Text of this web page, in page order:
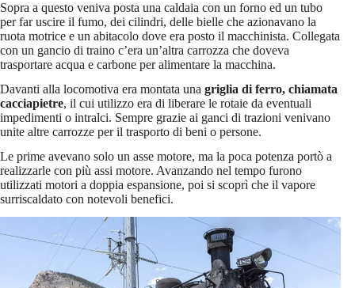
Sopra a questo veniva posta una caldaia con un forno ed un tubo
per far uscire il fumo, dei cilindri, delle bielle che azionavano la
ruota motrice e un abitacolo dove era posto il macchinista. Collegata
con un gancio di traino c’era un’altra carrozza che doveva
trasportare acqua e carbone per alimentare la macchina.
Davanti alla locomotiva era montata una griglia di ferro, chiamata
cacciapietre, il cui utilizzo era di liberare le rotaie da eventuali
impedimenti o intralci. Sempre grazie ai ganci di trazioni venivano
unite altre carrozze per il trasporto di beni o persone.
Le prime avevano solo un asse motore, ma la poca potenza portò a
realizzarle con più assi motore. Avanzando nel tempo furono
utilizzati motori a doppia espansione, poi si scoprì che il vapore
surriscaldato con notevoli benefici.